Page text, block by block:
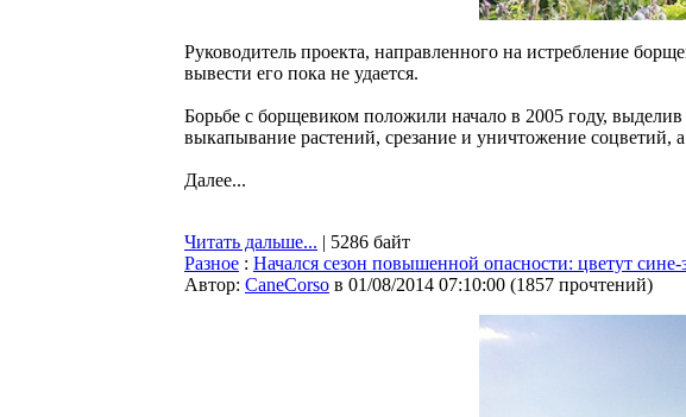
Руководитель проекта, направленного на истребление
вывести его пока не удается.
Борьбе с борщевиком положили начало в 2005 году,
выкапывание растений, срезание и уничтожение соцветий,
Далее...
Читать дальше... | 5286 байт
Разное : Начался сезон повышенной опасности: цветут сине-
Автор: CaneCorso в 01/08/2014 07:10:00 (1857 прочтений)